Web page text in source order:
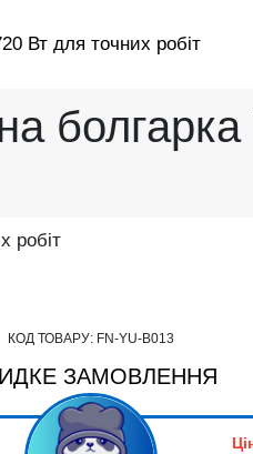
Вт для точних робіт
робіт
КОД ТОВАРУ: FN-YU-B013
ЗАМОВЛЕННЯ